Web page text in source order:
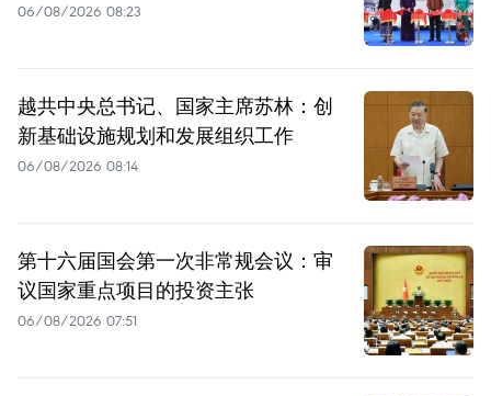
06/08/2026 08:23
越共中央总书记、国家主席苏林：创
新基础设施规划和发展组织工作
06/08/2026 08:14
第十六届国会第一次非常规会议：审
议国家重点项目的投资主张
06/08/2026 07:51